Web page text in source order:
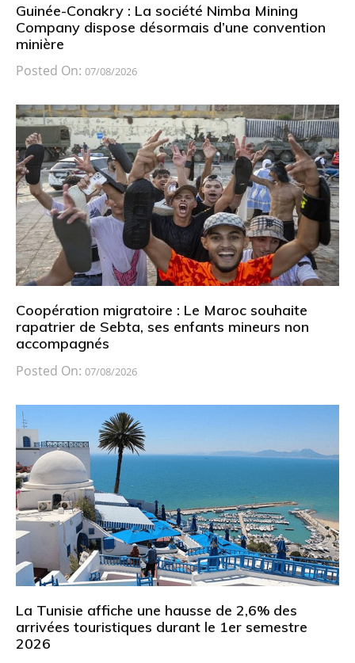
Guinée-Conakry : La société Nimba Mining
Company dispose désormais d’une convention
minière
Posted On: 07/08/2026
Coopération migratoire : Le Maroc souhaite
rapatrier de Sebta, ses enfants mineurs non
accompagnés
Posted On: 07/08/2026
La Tunisie affiche une hausse de 2,6% des
arrivées touristiques durant le 1er semestre
2026